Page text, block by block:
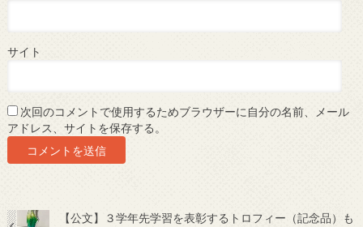
サイト
次回のコメントで使用するためブラウザーに自分の名前、メール
アドレス、サイトを保存する。
【公文】３学年先学習を表彰するトロフィー（記念品）も